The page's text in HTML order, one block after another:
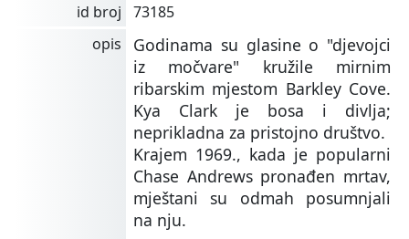
id broj
73185
opis
Godinama su glasine o "djevojci
iz močvare" kružile mirnim
ribarskim mjestom Barkley Cove.
Kya Clark je bosa i divlja;
neprikladna za pristojno društvo.
Krajem 1969., kada je popularni
Chase Andrews pronađen mrtav,
mještani su odmah posumnjali
na nju.